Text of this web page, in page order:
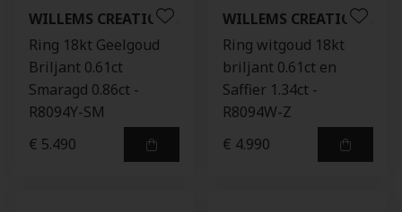
WILLEMS CREATIONS
Ring 18kt Geelgoud
Briljant 0.61ct
Smaragd 0.86ct -
R8094Y-SM
€ 5.490
WILLEMS CREATIONS
Ring witgoud 18kt
briljant 0.61ct en
Saffier 1.34ct -
R8094W-Z
€ 4.990